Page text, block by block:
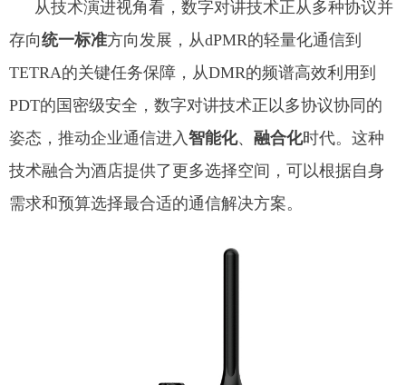
从技术演进视角看，数字对讲技术正从多种协议并
存向统一标准方向发展，从dPMR的轻量化通信到
TETRA的关键任务保障，从DMR的频谱高效利用到
PDT的国密级安全，数字对讲技术正以多协议协同的
姿态，推动企业通信进入 智能化、 融合化时代。这种
技术融合为酒店提供了更多选择空间，可以根据自身
需求和预算选择最合适的通信解决方案。